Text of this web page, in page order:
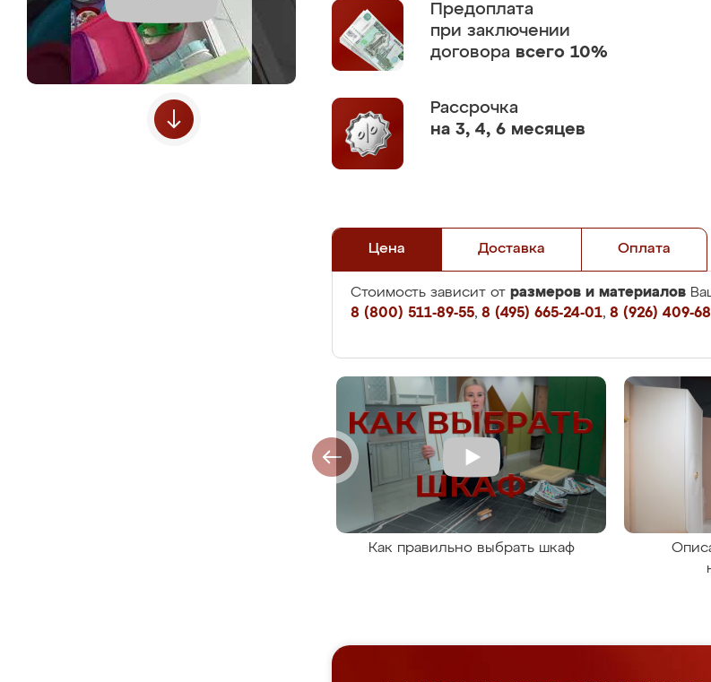
Предоплата
при заключении
договора всего 10%
Рассрочка
на 3, 4, 6 месяцев
Цена Доставка Оплата
Стоимость зависит от размеров и материалов
8 (800) 511-89-55, 8 (495) 665-24-01, 8 (926) 409-
Как правильно выбрать шкаф